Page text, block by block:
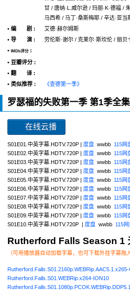
甘 / 唐纳·L.威尔逊 / 玛丽·K·德福 /
马西希 / 马丁·桑斯梅耶 / 辛达·亚当
• 编 剧 :
艾德·赫尔姆斯
• 导 演 :
劳伦斯·谢尔 / 克莱尔·斯坎伦 / 丽
•
IMDb评分 :
• 豆瓣评分 :
• 翻 译 :
• 类似推荐 :
《查德第一季》
罗瑟福的失败第一季 第1季全
在线云播
S01E01.中英字幕.HDTV.720P | 度盘 wwbb 115网
S01E02.中英字幕.HDTV.720P | 度盘 wwbb 115网
S01E03.中英字幕.HDTV.720P | 度盘 wwbb 115网
S01E04.中英字幕.HDTV.720P | 度盘 wwbb 115网
S01E05.中英字幕.HDTV.720P | 度盘 wwbb 115网
S01E06.中英字幕.HDTV.720P | 度盘 wwbb 115网
S01E07.中英字幕.HDTV.720P | 度盘 wwbb 115网
S01E08.中英字幕.HDTV.720P | 度盘 wwbb 115网
S01E09.中英字幕.HDTV.720P | 度盘 wwbb 115网
S01E10.中英字幕.HDTV.720P | 度盘 wwbb 115
Rutherford Falls Season 1
（可用播放器自动加载字幕，也可下载外挂字幕拖
Rutherford.Falls.S01.WEBRip.x264-ION10